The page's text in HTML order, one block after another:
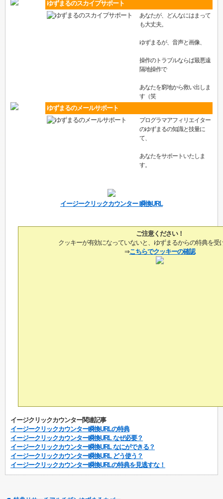
ゆずまるのスカイプサポート
あなたが、どんなにはまって
も大丈夫。
ゆずまるが、音声と画像、
操作のトラブルならば最悪遠
隔地操作で
あなたを窮地から救い出しま
す（笑
ゆずまるのメールサポート
プログラマアフィリエイター
のゆずまるの知識と技量に
て、
あなたをサポートいたしま
す。
イージークリックカウンター 瞬換URL
ご注意ください！
クッキーが有効になっていないと、ゆずまるからの特典を受
⇒こちらでクッキーの確認
イージクリックカウンター関連記事
イージークリックカウンター瞬換URLの特典
イージークリックカウンター瞬換URL なぜ必要？
イージークリックカウンター瞬換URL なにができる？
イージークリックカウンター瞬換URL どう使う？
イージークリックカウンター瞬換URLの特典を見逃すな！